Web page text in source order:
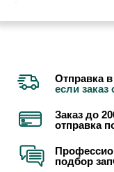
Отправка в
если
Заказ до
отправка
подбор